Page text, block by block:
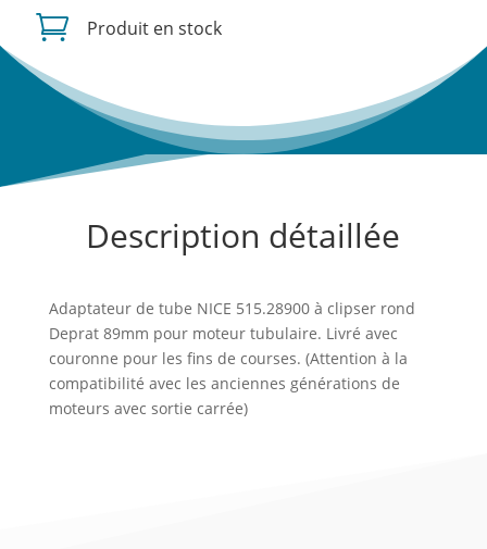
 Produit en stock
Description détaillée
Adaptateur de tube NICE 515.28900 à clipser rond
Deprat 89mm pour moteur tubulaire. Livré avec
couronne pour les fins de courses. (Attention à la
compatibilité avec les anciennes générations de
moteurs avec sortie carrée)